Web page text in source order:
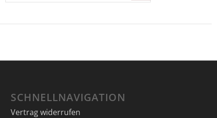
SCHNELLNAVIGATION
Vertrag widerrufen